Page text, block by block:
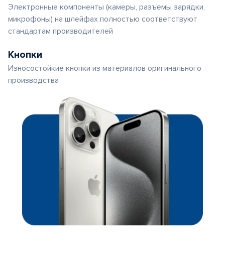
Электронные компоненты (камеры, разъемы зарядки,
микрофоны) на шлейфах полностью соответствуют
стандартам производителей
Кнопки
Износостойкие кнопки из материалов оригинального
производства